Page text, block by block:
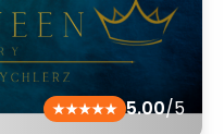
5.00/5